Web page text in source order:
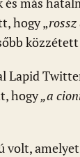
más
hogy „
Lapid
hogy„a
volt,